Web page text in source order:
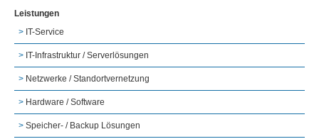
Leistungen
IT-Service
IT-Infrastruktur / Serverlösungen
Netzwerke / Standortvernetzung
Hardware / Software
Speicher- / Backup Lösungen